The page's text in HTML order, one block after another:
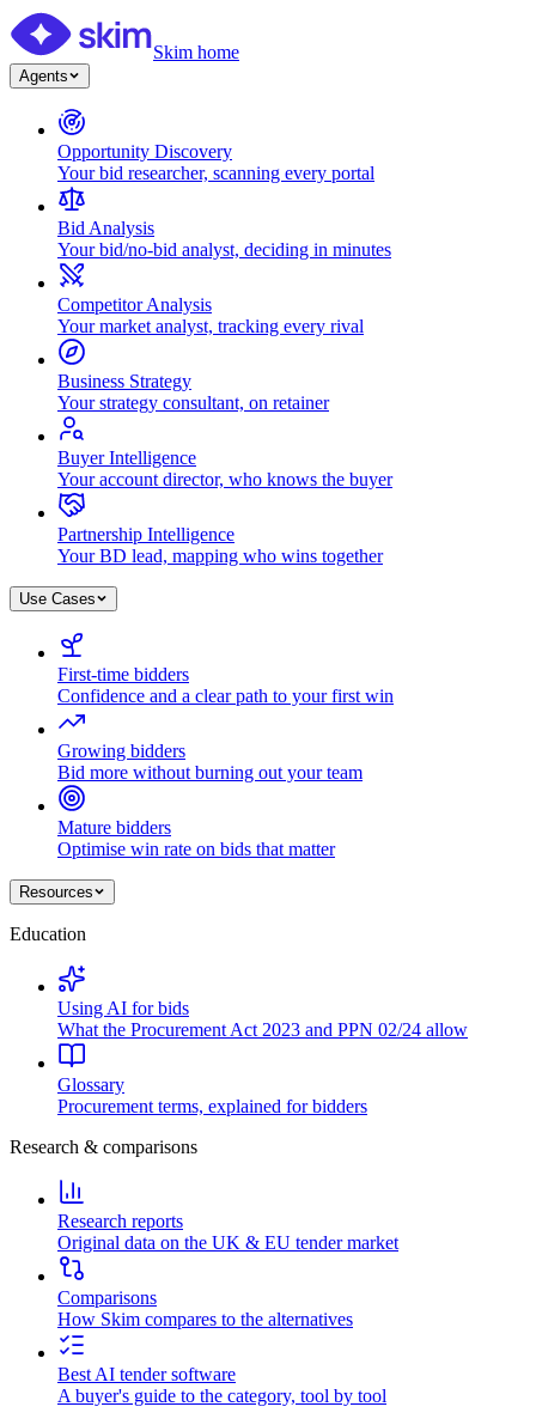
Skim home
Agents
Opportunity Discovery
Your bid researcher, scanning every portal
Bid Analysis
Your bid/no-bid analyst, deciding in minutes
Competitor Analysis
Your market analyst, tracking every rival
Business Strategy
Your strategy consultant, on retainer
Buyer Intelligence
Your account director, who knows the buyer
Partnership Intelligence
Your BD lead, mapping who wins together
Use Cases
First-time bidders
Confidence and a clear path to your first win
Growing bidders
Bid more without burning out your team
Mature bidders
Optimise win rate on bids that matter
Resources
Education
Using AI for bids
What the Procurement Act 2023 and PPN 02/24 allow
Glossary
Procurement terms, explained for bidders
Research & comparisons
Research reports
Original data on the UK & EU tender market
Comparisons
How Skim compares to the alternatives
Best AI tender software
A buyer's guide to the category, tool by tool